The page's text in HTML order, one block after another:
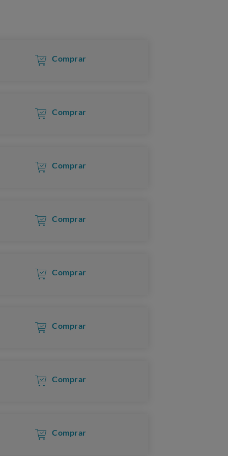
Comprar
Comprar
Comprar
Comprar
Comprar
Comprar
Comprar
Comprar